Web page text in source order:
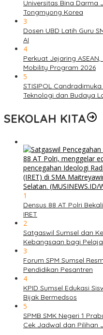
Universitas Bina Darma
Tongmyong Korea
3
Dosen UBD Latih Guru
AI
4
Perkuat Jejaring
Mobility Program 2026
5
STISIPOL
Teknologi dan Budaya
SEKOLAH KITA
1
Densus 88 AT Polri
IRET
2
Satgaswil Sumsel dan
Kebangsaan bagi
3
Forum SPM Sumsel
Pendidikan Pesantren
4
KPID Sumsel Edukasi
Bijak Bermedsos
5
SPMB SMK Negeri 1
Cek Jadwal dan Pilihan